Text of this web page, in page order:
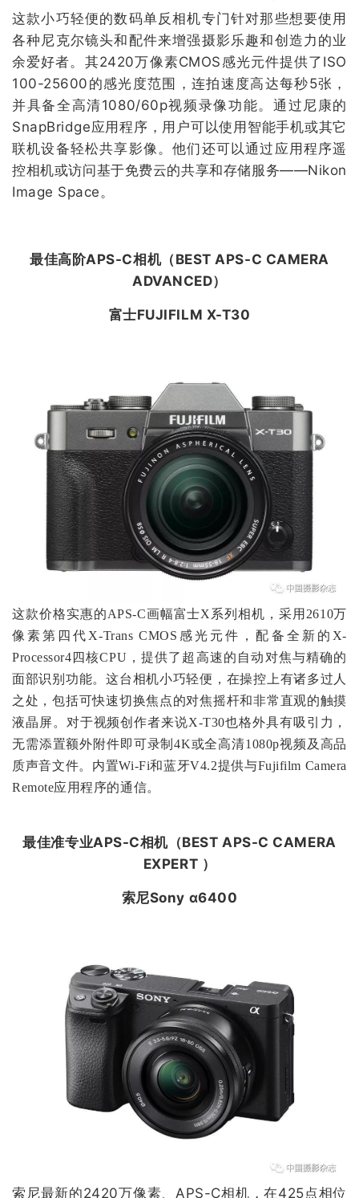
这款小巧轻便的数码单反相机专门针对那些想要使用
各种尼克尔镜头和配件来增强摄影乐趣和创造力的业
余爱好者。其2420万像素CMOS感光元件提供了ISO
100-25600的感光度范围，连拍速度高达每秒5张，
并具备全高清1080/60p视频录像功能。通过尼康的
SnapBridge应用程序，用户可以使用智能手机或其它
联机设备轻松共享影像。他们还可以通过应用程序遥
控相机或访问基于免费云的共享和存储服务——Nikon
Image Space。
最佳高阶APS-C相机（ BEST APS-C CAMERA
ADVANCED）
富士FUJIFILM X-T30
这款价格实惠的APS-C画幅富士X系列相机，采用2610万
像素第四代X-Trans CMOS感光元件，配备全新的X-
Processor4四核CPU，提供了超高速的自动对焦与精确的
面部识别功能。这台相机小巧轻便，在操控上有诸多过人
之处，包括可快速切换焦点的对焦摇杆和非常直观的触摸
液晶屏。对于视频创作者来说X-T30也格外具有吸引力，
无需添置额外附件即可录制4K或全高清1080p视频及高品
质声音文件。内置Wi-Fi和蓝牙V4.2提供与Fujifilm Camera
Remote应用程序的通信。
最佳准专业APS-C相机（BEST APS-C CAMERA
EXPERT ）
索尼Sony α6400
索尼最新的2420万像素、APS-C相机，在425点相位